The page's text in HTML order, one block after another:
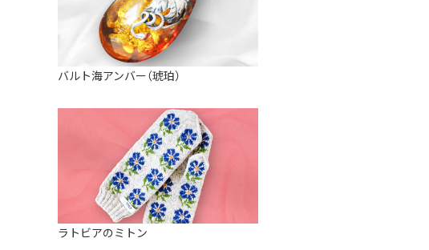
すべて見る
バルト海アンバー（琥珀）
ラトビアのミトン